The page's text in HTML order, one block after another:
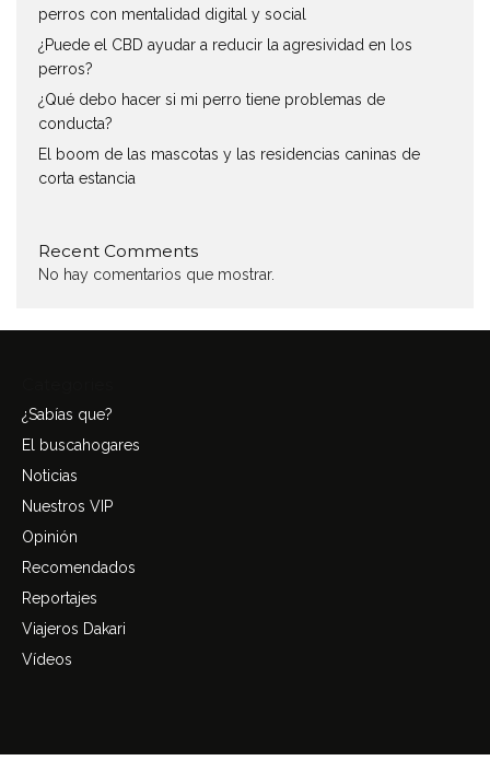
perros con mentalidad digital y social
¿Puede el CBD ayudar a reducir la agresividad en los
perros?
¿Qué debo hacer si mi perro tiene problemas de
conducta?
El boom de las mascotas y las residencias caninas de
corta estancia
Recent Comments
No hay comentarios que mostrar.
¿Sabías que?
El buscahogares
Noticias
Nuestros VIP
Opinión
Recomendados
Reportajes
Viajeros Dakari
Vídeos